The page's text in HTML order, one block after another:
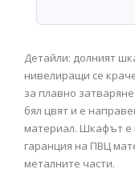
Детайли: долният
нивелиращи се
за плавно
бял цвят и е
материал. Шкафът е
гаранция на ПВЦ
металните части.